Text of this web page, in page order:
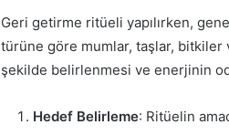
Geri getirme ritüeli yapılırken,
türüne göre mumlar, taşlar,
şekilde belirlenmesi ve enerjinin
Hedef Belirleme: Ritüelin